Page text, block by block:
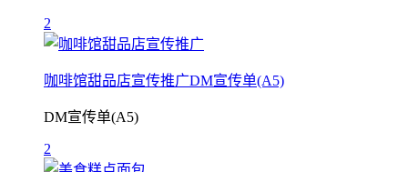
2
咖啡馆甜品店宣传推广DM宣传单(A5)
DM宣传单(A5)
2